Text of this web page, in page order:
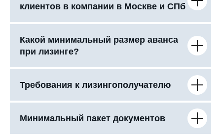
клиентов в компании в Москве и СПб
Какой минимальный размер аванса
при лизинге?
Требования к лизингополучателю
Минимальный пакет документов